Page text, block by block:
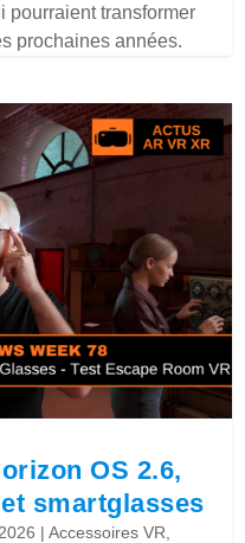
pourraient transformer
prochaines années.
OS 2.6,
smartglasses
|Accessoires VR